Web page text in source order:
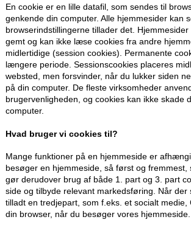
En cookie er en lille datafil, som sendes til
genkende din computer. Alle hjemmesider kan
browserindstillingerne tillader det.
gemt og kan ikke læse cookies fra andre
midlertidige (session cookies). Permanente
længere periode. Sessionscookies placeres
websted, men forsvinder, når du lukker siden
på din computer. De fleste virksomheder
brugervenligheden, og cookies kan ikke skade
computer.
Hvad bruger vi cookies til?
Mange funktioner på en hjemmeside er
besøger en hjemmeside, så først og
gør derudover brug af både 1. part og 3. part
side og tilbyde relevant markedsføring. Når
tilladt en tredjepart, som f.eks. et socialt
din browser, når du besøger vores hjemmeside.
til
-
-
-
-